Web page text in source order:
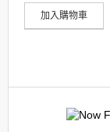
加入購物車